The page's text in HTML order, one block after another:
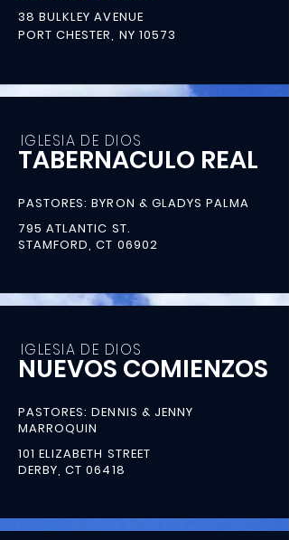
38 BULKLEY AVENUE
PORT CHESTER, NY 10573
IGLESIA DE DIOS
TABERNACULO REAL
PASTORES: BYRON & GLADYS PALMA
795 ATLANTIC ST.
STAMFORD, CT 06902
IGLESIA DE DIOS
NUEVOS COMIENZOS
PASTORES: DENNIS & JENNY
MARROQUIN
101 ELIZABETH STREET
DERBY, CT 06418